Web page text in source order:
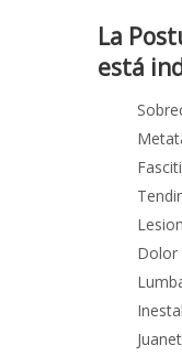
La
está
Dolor